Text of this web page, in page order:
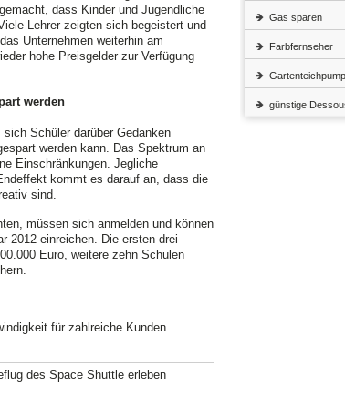
dass Kinder und Jugendliche
Lehrer zeigten sich begeistert und
Unternehmen weiterhin am
hohe Preisgelder zur Verfügung
werden
Schüler darüber Gedanken
werden kann. Das Spektrum an
Einschränkungen. Jegliche
kommt es darauf an, dass die
sind.
müssen sich anmelden und können
2012 einreichen. Die ersten drei
Euro, weitere zehn Schulen
für zahlreiche Kunden
des Space Shuttle erleben
Gas sparen
Farbfernseher
günstige